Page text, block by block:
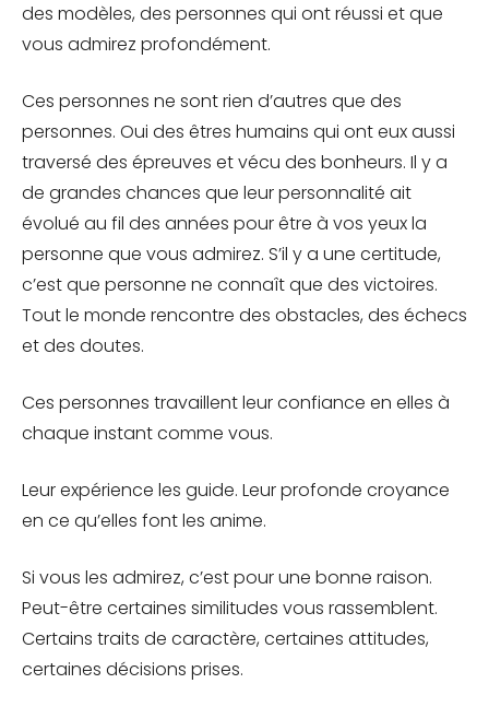
des modèles, des personnes qui ont réussi et que
vous admirez profondément.
Ces personnes ne sont rien d’autres que des
personnes. Oui des êtres humains qui ont eux aussi
traversé des épreuves et vécu des bonheurs. Il y a
de grandes chances que leur personnalité ait
évolué au fil des années pour être à vos yeux la
personne que vous admirez. S’il y a une certitude,
c’est que personne ne connaît que des victoires.
Tout le monde rencontre des obstacles, des échecs
et des doutes.
Ces personnes travaillent leur confiance en elles à
chaque instant comme vous.
Leur expérience les guide. Leur profonde croyance
en ce qu’elles font les anime.
Si vous les admirez, c’est pour une bonne raison.
Peut-être certaines similitudes vous rassemblent.
Certains traits de caractère, certaines attitudes,
certaines décisions prises.